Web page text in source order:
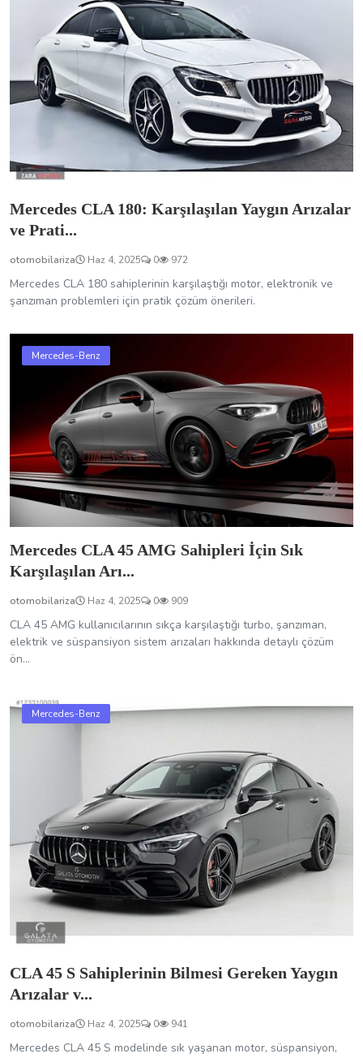
Mercedes CLA 180: Karşılaşılan Yaygın Arızalar
ve Prati...
otomobilariza Haz 4, 2025 0 972
Mercedes CLA 180 sahiplerinin karşılaştığı motor, elektronik ve
şanzıman problemleri için pratik çözüm önerileri.
Mercedes-Benz
Mercedes CLA 45 AMG Sahipleri İçin Sık
Karşılaşılan Arı...
otomobilariza Haz 4, 2025 0 909
CLA 45 AMG kullanıcılarının sıkça karşılaştığı turbo, şanzıman,
elektrik ve süspansiyon sistem arızaları hakkında detaylı çözüm
ön...
Mercedes-Benz
CLA 45 S Sahiplerinin Bilmesi Gereken Yaygın
Arızalar v...
otomobilariza Haz 4, 2025 0 941
Mercedes CLA 45 S modelinde sık yaşanan motor, süspansiyon,